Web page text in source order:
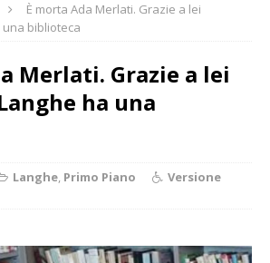
È morta Ada Merlati. Grazie a lei
biblioteca
Merlati. Grazie a lei
ha una
Langhe, Primo Piano
Versione